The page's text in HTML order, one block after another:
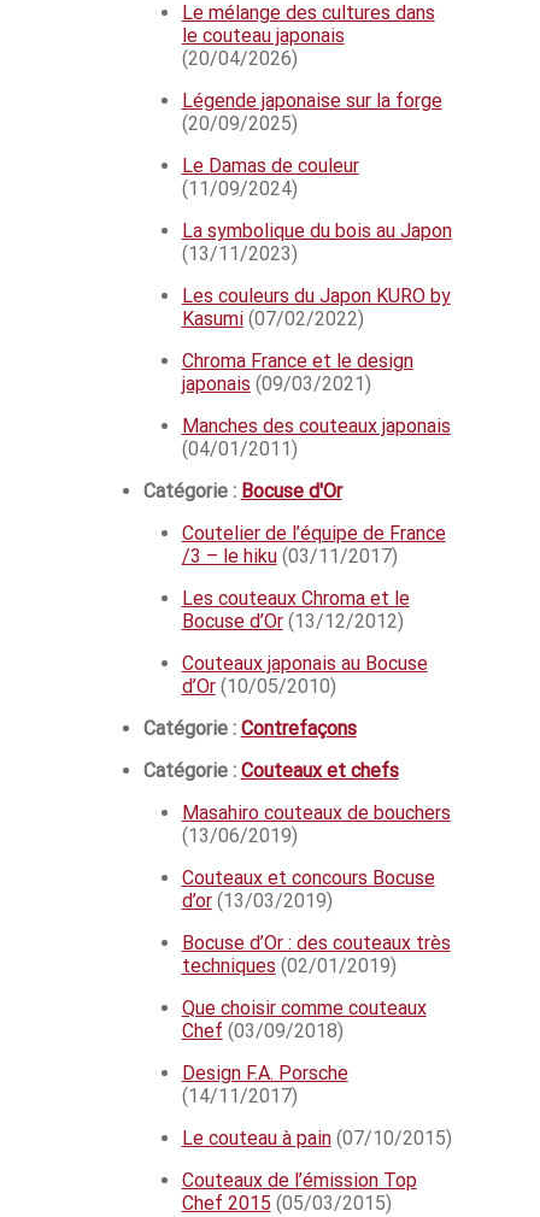
Le mélange des cultures dans
le couteau japonais
(20/04/2026)
Légende japonaise sur la forge
(20/09/2025)
Le Damas de couleur
(11/09/2024)
La symbolique du bois au Japon
(13/11/2023)
Les couleurs du Japon KURO by
Kasumi(07/02/2022)
Chroma France et le design
japonais (09/03/2021)
Manches des couteaux japonais
(04/01/2011)
Catégorie : Bocuse d'Or
Coutelier de l’équipe de France
/3 – le hiku(03/11/2017)
Les couteaux Chroma et le
Bocuse d’Or(13/12/2012)
Couteaux japonais au Bocuse
d’Or(10/05/2010)
Catégorie : Contrefaçons
Catégorie : Couteaux et chefs
Masahiro couteaux de bouchers
(13/06/2019)
Couteaux et concours Bocuse
d’or(13/03/2019)
Bocuse d’Or : des couteaux très
techniques (02/01/2019)
Que choisir comme couteaux
Chef (03/09/2018)
Design F.A. Porsche
(14/11/2017)
Le couteau à pain(07/10/2015)
Couteaux de l’émission Top
Chef 2015 (05/03/2015)